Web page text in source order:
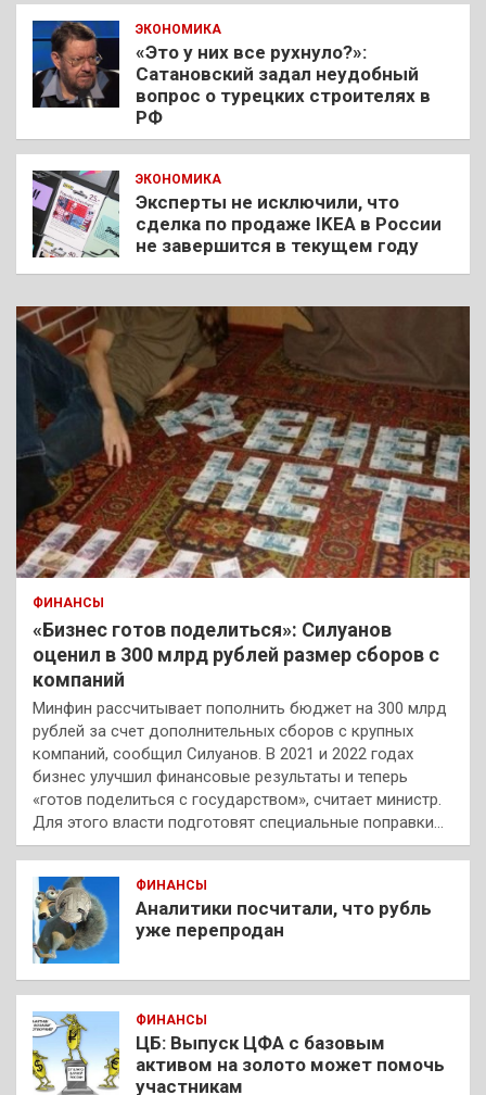
ЭКОНОМИКА
«Это у них все рухнуло?»:
Сатановский задал неудобный
вопрос о турецких строителях в
РФ
ЭКОНОМИКА
Эксперты не исключили, что
сделка по продаже IKEA в России
не завершится в текущем году
ФИНАНСЫ
«Бизнес готов поделиться»: Силуанов
оценил в 300 млрд рублей размер сборов с
компаний
Минфин рассчитывает пополнить бюджет на 300 млрд
рублей за счет дополнительных сборов с крупных
компаний, сообщил Силуанов. В 2021 и 2022 годах
бизнес улучшил финансовые результаты и теперь
«готов поделиться с государством», считает министр.
Для этого власти подготовят специальные поправки…
ФИНАНСЫ
Аналитики посчитали, что рубль
уже перепродан
ФИНАНСЫ
ЦБ: Выпуск ЦФА с базовым
активом на золото может помочь
участникам